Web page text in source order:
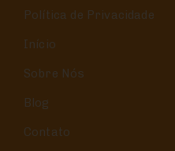
Política de Privacidade
Início
Sobre Nós
Blog
Contato